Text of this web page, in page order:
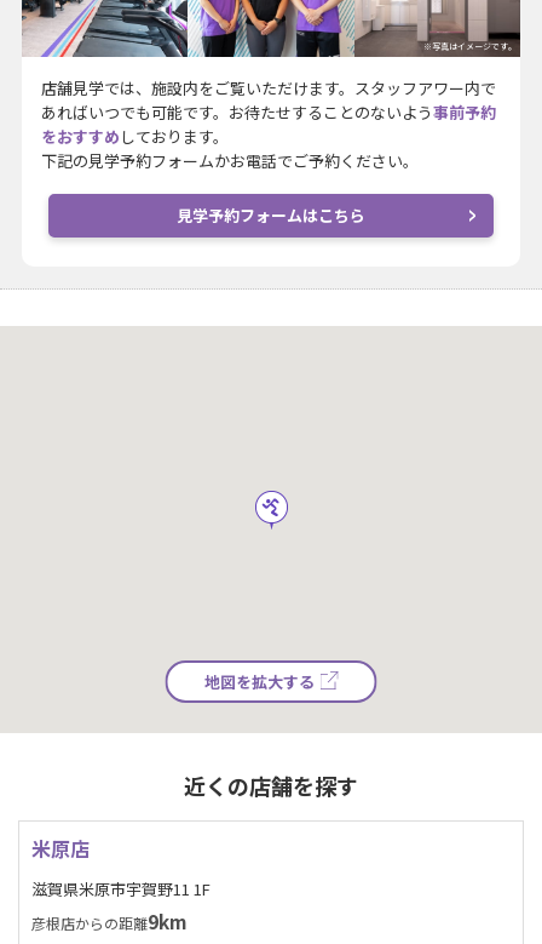
※写真はイメージです。
店舗見学では、施設内をご覧いただけます。スタッフアワー内で
あればいつでも可能です。お待たせすることのないよう事前予約
をおすすめ しております。
下記の見学予約フォームかお電話でご予約ください。
見学予約フォームはこちら
地図を拡大する
近くの店舗を探す
米原店
滋賀県米原市宇賀野11 1F
彦根店からの距離9km